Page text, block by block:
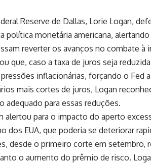
Reserve de Dallas, Lorie Logan,
política monetária americana,
reverter os avanços no combate
que, caso a taxa de juros seja
inflacionárias, forçando o Fed
mais cortes de juros, Logan
adequado para essas reduções.
alertou para o impacto do aperto
dos EUA, que poderia se deteriorar
desde o primeiro corte em setembro,
o aumento do prêmio de risco.